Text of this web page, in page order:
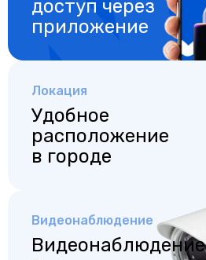
Видеонаблюдение
Видеонаблюдение
Локация
Удобное
расположение
в городе
доступ через
приложение